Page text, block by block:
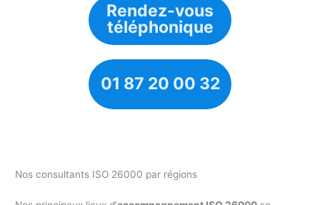
Rendez-vous
téléphonique
01 87 20 00 32
Nos consultants ISO 26000 par régions